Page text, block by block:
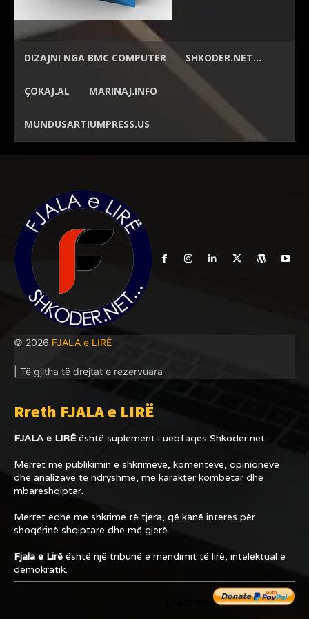
DIZAJNI NGA BMC COMPUTER SHKODER.NET…
ÇOKAJ.AL MARINAJ.INFO
MUNDUSARTIUMPRESS.US
© 2026 FJALA e LIRË
| Të gjitha të drejtat e rezervuara
Rreth FJALA e LIRË
FJALA e LIRËështë suplement i uebfaqes Shkoder.net...
Merret me publikimin e shkrimeve, komenteve, opinioneve
dhe analizave të ndryshme, me karakter kombëtar dhe
mbarëshqiptar.
Merret edhe me shkrime të tjera, që kanë interes për
shoqërinë shqiptare dhe më gjerë.
Fjala e Lirë është një tribunë e mendimit të lirë, intelektual e
demokratik.